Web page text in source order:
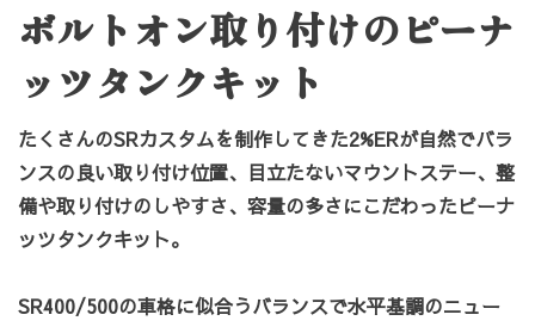
ボルトオン取り付けのピーナ
ッツタンクキット
たくさんのSRカスタムを制作してきた2%ERが自然でバラ
ンスの良い取り付け位置、目立たないマウントステー、整
備や取り付けのしやすさ、容量の多さにこだわったピーナ
ッツタンクキット。
SR400/500の車格に似合うバランスで水平基調のニュー